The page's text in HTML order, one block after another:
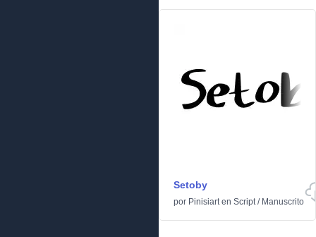
Setoby
por Pinisiarten Script/ Manuscrito